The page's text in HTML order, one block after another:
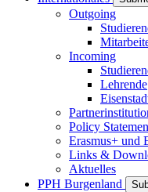
Outgoing
Incoming
Lehrende
Policy
Erasmus+ und
Links &
Aktuelles
PPH Burgenland